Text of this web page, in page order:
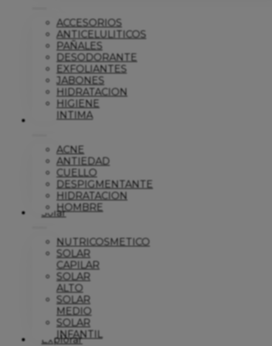
ACCESORIOS
ANTICELULITICOS
PAÑALES
DESODORANTE
EXFOLIANTES
JABONES
HIDRATACION
HIGIENE
INTIMA
Dermo
ACNE
ANTIEDAD
CUELLO
DESPIGMENTANTE
HIDRATACION
HOMBRE
Solar
NUTRICOSMETICO
SOLAR
CAPILAR
SOLAR
ALTO
SOLAR
MEDIO
SOLAR
INFANTIL
Explorar